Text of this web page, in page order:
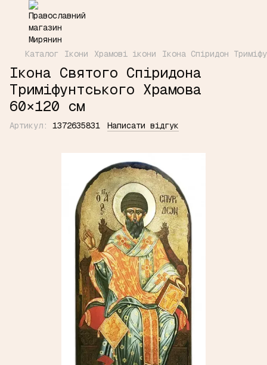
Каталог Ікони Храмові ікони Ікона Спіридон
Ікона Святого Спіридона
Триміфунтського Храмова
60×120 см
Артикул: 1372635831 Написати відгук